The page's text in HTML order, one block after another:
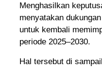
Menghasilkan
menyatakan
untuk kembali
periode 2025–2030.
Hal tersebut di